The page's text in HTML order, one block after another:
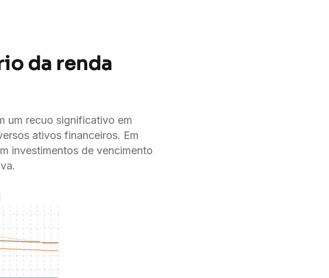
da renda
um recuo significativo em
ativos financeiros. Em
investimentos de vencimento